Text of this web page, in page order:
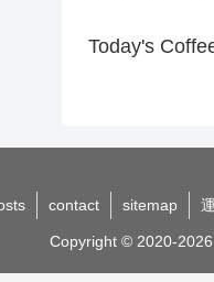
Today's
contact sitemap
Copyright © 2020-2026